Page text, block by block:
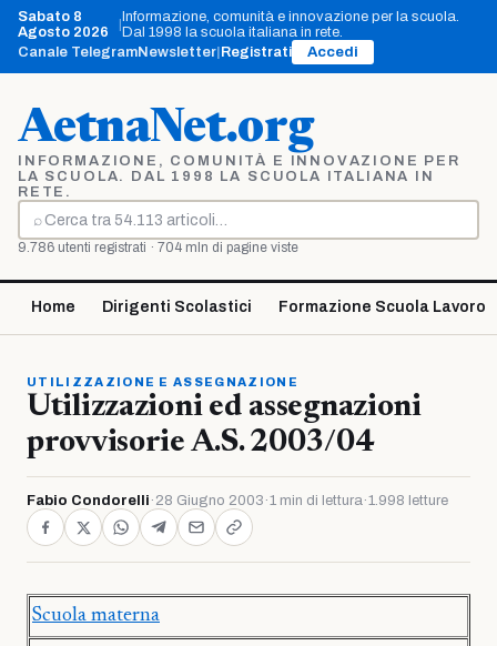
Vai
contenuto
Sabato 8
Agosto 2026
Informazione, comunità e innovazione per la scuola.
Dal 1998 la scuola italiana in rete.
Canale TelegramNewsletter Registrati Accedi
AetnaNet.org
INFORMAZIONE, COMUNITÀ E INNOVAZIONE PER
LA SCUOLA. DAL 1998 LA SCUOLA ITALIANA IN
RETE.
⌕
Cerca
9.786 utenti registrati · 704 mln di pagine viste
Home Dirigenti Scolastici Formazione Scuola Lavoro
UTILIZZAZIONE E ASSEGNAZIONE
Utilizzazioni ed assegnazioni
provvisorie A.S. 2003/04
Fabio Condorelli · 28 Giugno 2003 ·1 min di lettura·1.998 letture
Scuola materna